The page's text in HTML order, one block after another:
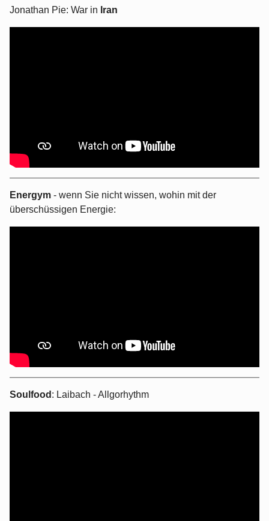
Jonathan Pie: War in Iran
Energym - wenn Sie nicht wissen, wohin mit der
überschüssigen Energie:
Soulfood : Laibach - Allgorhythm